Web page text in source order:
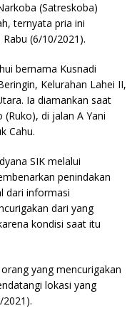
(Satreskoba)
ternyata pria ini
(6/10/2021).
bernama Kusnadi
Kelurahan Lahei II,
Ia diamankan saat
di jalan A Yani
Cahu.
SIK melalui
penindakan
dari informasi
dari yang
kondisi saat itu
yang mencurigakan
lokasi yang